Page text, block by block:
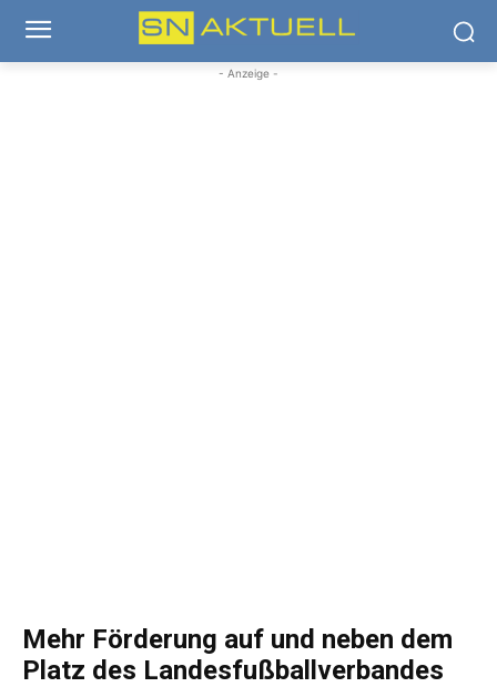
- Anzeige -
Mehr Förderung auf und neben dem
Platz des Landesfußballverbandes